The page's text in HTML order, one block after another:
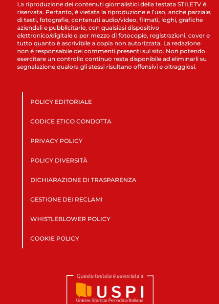
La riproduzione dei contenuti giornalistici della testata STILETV è
riservata. Pertanto, è vietata la riproduzione e l’uso, anche parziale,
di testi, fotografie, contenuti audio/video, filmati, loghi, grafiche
aziendali e pubblicitarie, con qualsiasi dispositivo
elettronico/digitale o per mezzo di fotocopie, registrazioni, cover e
tutto quanto è ascrivibile a copia non autorizzata. La redazione
non è responsabile dei commenti presenti sul sito. Non potendo
esercitare un controllo continuo resta disponibile ad eliminarli su
segnalazione qualora gli stessi risultano offensivi e oltraggiosi.
POLICY EDITORIALE
CODICE ETICO CONDOTTA
PRIVACY POLICY
POLICY DIVERSITÀ
DICHIARAZIONE DI TRASPARENZA
GESTIONE DEI RECLAMI
WHISTLEBLOWER POLICY
COOKIE POLICY